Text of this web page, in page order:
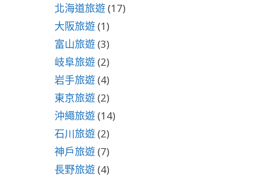
北海道旅遊(17)
大阪旅遊(1)
富山旅遊(3)
岐阜旅遊(2)
岩手旅遊(4)
東京旅遊(2)
沖繩旅遊(14)
石川旅遊(2)
神戶旅遊(7)
長野旅遊(4)